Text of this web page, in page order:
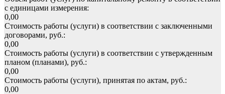
с единицами измерения:
0,00
Стоимость работы (услуги) в соответствии с заключенными
договорами, руб.:
0,00
Стоимость работы (услуги) в соответствии с утвержденным
планом (планами), руб.:
0,00
Стоимость работы (услуги), принятая по актам, руб.:
0,00